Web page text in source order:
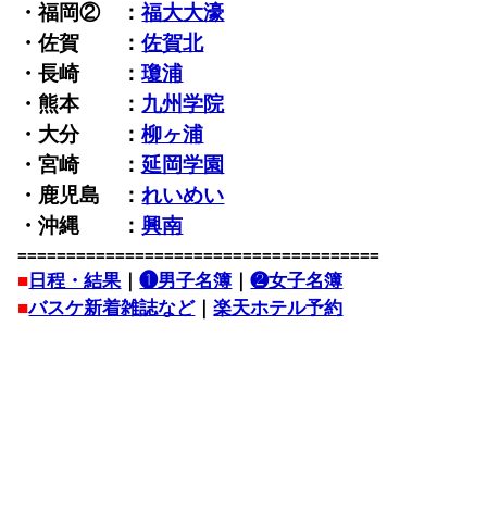
・福岡② ：福大大濠
・佐賀 ：佐賀北
・長崎 ：瓊浦
・熊本 ： 九州学院
・大分 ：柳ヶ浦
・宮崎 ： 延岡学園
・鹿児島 ：れいめい
・沖縄 ：興南
=====================================
■ 日程・結果｜❶男子名簿 ｜❷女子名簿
■バスケ新着雑誌など｜楽天ホテル予約